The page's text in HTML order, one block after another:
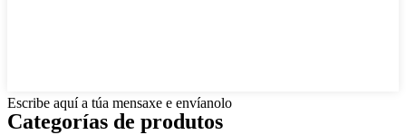
Escribe aquí a túa mensaxe e envíanolo
Categorías de produtos